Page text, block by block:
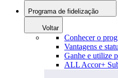
Programa de fidelização
Voltar
Conhecer o
Vantagens e
Ganhe e utilize
ALL Accor+